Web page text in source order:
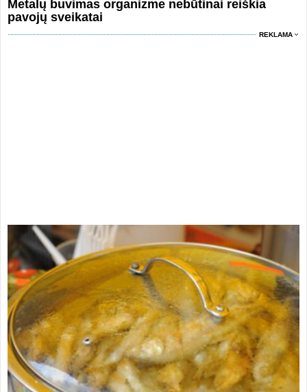
Metalų buvimas organizme nebūtinai reiškia
pavojų sveikatai
REKLAMA